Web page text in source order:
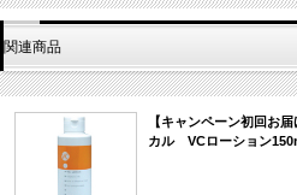
関連商品
【キャンペーン初回お
カル VCローション